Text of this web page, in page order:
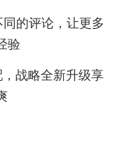
的评论，让更多
验
战略全新升级享